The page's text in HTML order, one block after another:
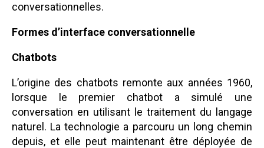
conversationnelles.
Formes d’interface conversationnelle
Chatbots
L’origine des chatbots remonte aux années 1960,
lorsque le premier chatbot a simulé une
conversation en utilisant le traitement du langage
naturel. La technologie a parcouru un long chemin
depuis, et elle peut maintenant être déployée de